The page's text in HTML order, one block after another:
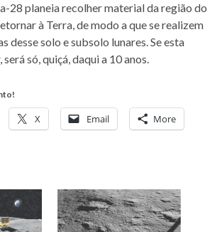
28 planeia recolher material da região do
à Terra, de modo a que se realizem
desse solo e subsolo lunares. Se esta
só, quiçá, daqui a 10 anos.
X Email More